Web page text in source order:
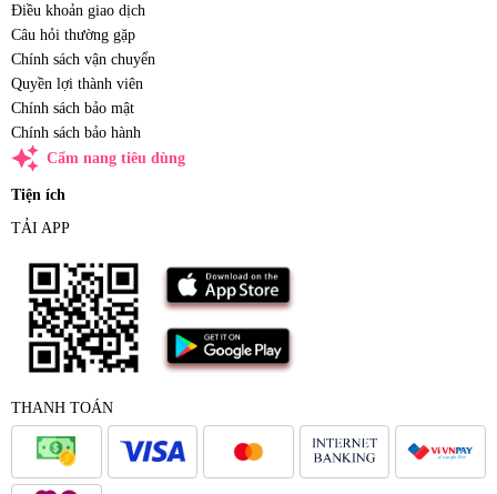
Điều khoản giao dịch
Câu hỏi thường gặp
Chính sách vận chuyển
Quyền lợi thành viên
Chính sách bảo mật
Chính sách bảo hành
auto_awesome Cẩm nang tiêu dùng
Tiện ích
TẢI APP
THANH TOÁN